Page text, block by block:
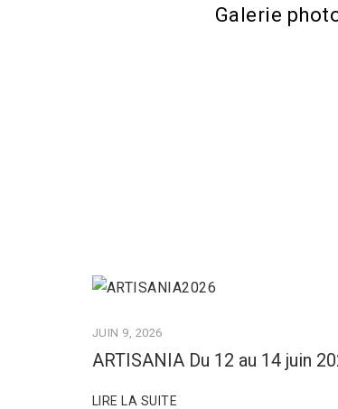
Galerie
JUIN 9, 2026
ARTISANIA Du 12 au 14 juin
LIRE LA SUITE